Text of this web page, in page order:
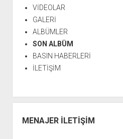
VİDEOLAR
GALERİ
ALBÜMLER
SON ALBÜM
BASIN HABERLERİ
İLETİŞİM
MENAJER İLETİŞİM